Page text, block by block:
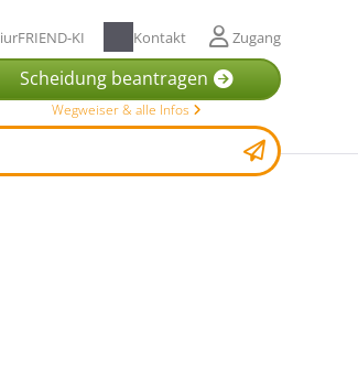
iurFRIEND-KI Kontakt Zugang
Scheidung beantragen
Wegweiser & alle Infos